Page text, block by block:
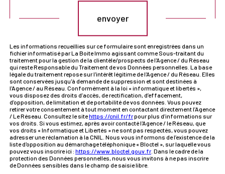
envoyer
Les informations recueillies sur ce formulaire sont enregistrées dans un
fichier informatisé par La Boite Immo agissant comme Sous-traitant du
traitement pour la gestion de la clientèle/prospects de l'Agence / du Réseau
qui reste Responsable du Traitement de vos Données personnelles. La base
légale du traitement repose sur l'intérêt légitime de l'Agence / du Réseau. Elles
sont conservées jusqu'à demande de suppression et sont destinées à
l'Agence / au Réseau. Conformément à la loi « informatique et libertés »,
vous disposez des droits d’accès, de rectification, d’effacement,
d’opposition, de limitation et de portabilité de vos données. Vous pouvez
retirer votre consentement à tout moment en contactant directement l’Agence
/ Le Réseau. Consultez le sitehttps://cnil.fr/frpour plus d’informations sur
vos droits. Si vous estimez, après avoir contacté l'Agence / le Réseau, que
vos droits « Informatique et Libertés » ne sont pas respectés, vous pouvez
adresser une réclamation à la CNIL. Nous vous informons de l’existence de la
liste d'opposition au démarchage téléphonique « Bloctel », sur laquelle vous
pouvez vous inscrire ici : https://www.bloctel.gouv.fr. Dans le cadre de la
protection des Données personnelles, nous vous invitons à ne pas inscrire
de Données sensibles dans le champ de saisie libre.